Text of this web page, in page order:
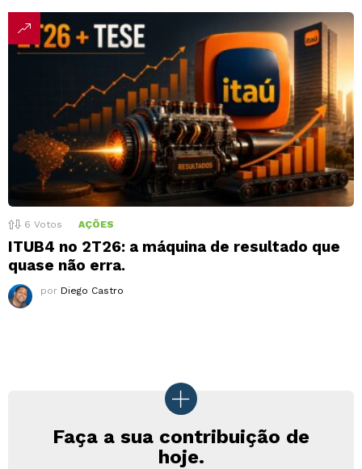
6 Votos AÇÕES
ITUB4 no 2T26: a máquina de resultado que
quase não erra.
por Diego Castro
Faça a sua contribuição de
hoje.